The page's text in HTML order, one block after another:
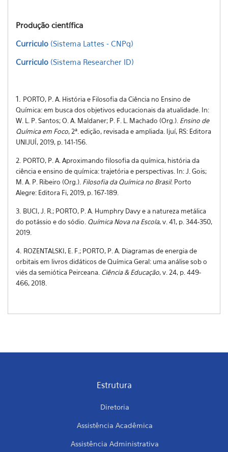
Produção científica
Curriculo (Sistema Lattes - CNPq)
Curriculo (Sistema Researcher ID)
1.
PORTO, P. A. História e Filosofia da Ciência no Ensino de
Química: em busca dos objetivos educacionais da atualidade. In:
W. L. P. Santos; O. A. Maldaner; P. F. L. Machado (Org.). Ensino de
Química em Foco, 2ª. edição, revisada e ampliada. Ijuí, RS: Editora
UNIJUÍ, 2019, p. 141-156.
2. PORTO, P. A. Aproximando filosofia da química, história da
ciência e ensino de química: trajetória e perspectivas. In: J. Gois;
M. A. P. Ribeiro (Org.). Filosofia da Química no Brasil. Porto
Alegre: Editora Fi, 2019, p. 167-189.
3. BUCI, J. R.; PORTO, P. A. Humphry Davy e a natureza metálica
do potássio e do sódio. Química Nova na Escola, v. 41, p. 344-350,
2019.
4. ROZENTALSKI, E. F.; PORTO, P. A. Diagramas de energia de
orbitais em livros didáticos de Química Geral: uma análise sob o
viés da semiótica Peirceana. Ciência & Educação, v. 24, p. 449-
466, 2018.
Estrutura
Diretoria
Assistência Acadêmica
Assistência Administrativa